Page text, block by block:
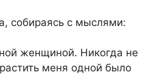
собираясь с мыслями:
женщиной. Никогда не
меня одной было